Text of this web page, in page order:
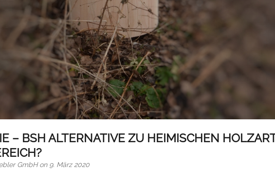
– BSH ALTERNATIVE ZU HEIMISCHEN
GmbHon 9. März 2020